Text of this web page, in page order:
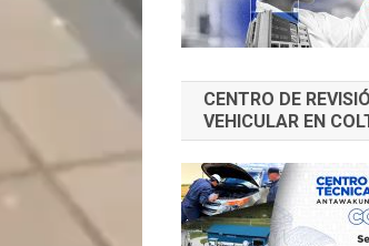
CENTRO DE
VEHICULAR EN